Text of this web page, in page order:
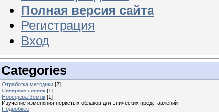
Полная версия сайта
Регистрация
Вход
Categories
Отработка методики [2]
Северное сияние [1]
Ноосфера Земли [1]
Изучение изменения перистых облаков для эпических представлений
Подробнее